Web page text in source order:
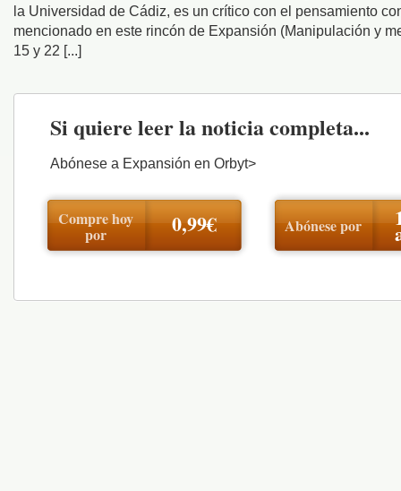
la Universidad de Cádiz, es un crítico con el pensamiento
mencionado en este rincón de Expansión (Manipulación y
15 y 22 [...]
Si quiere leer la noticia completa...
Abónese a Expansión en Orbyt>
Compre hoy
por 0,99€ Abónese por